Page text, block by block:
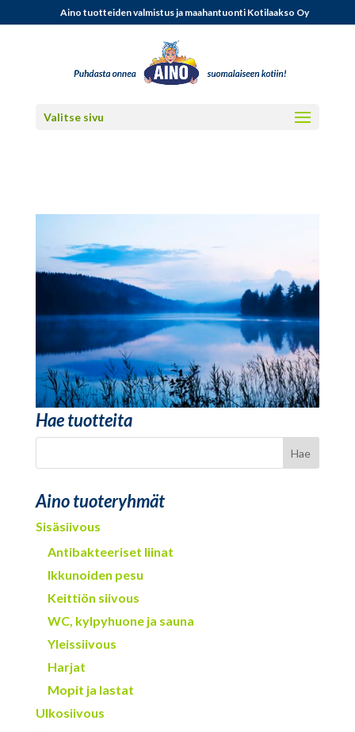
Aino tuotteiden valmistus ja maahantuonti Kotilaakso Oy
Valitse sivu
Hae tuotteita
Aino tuoteryhmät
Sisäsiivous
Antibakteeriset liinat
Ikkunoiden pesu
Keittiön siivous
WC, kylpyhuone ja sauna
Yleissiivous
Harjat
Mopit ja lastat
Ulkosiivous